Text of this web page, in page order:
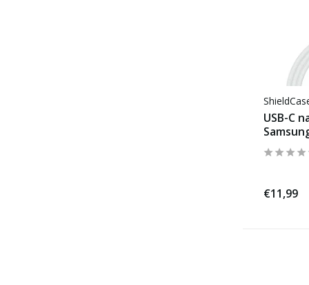
USB-C
€11,99